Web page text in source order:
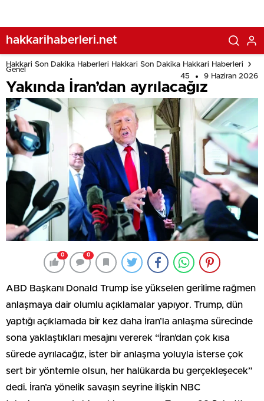
hakkarihaberleri.net
Hakkari Son Dakika Haberleri Hakkari Son Dakika Hakkari Haberleri
Genel
45
9 Haziran 2026
Yakında İran’dan ayrılacağız
0 0
ABD Başkanı Donald Trump ise yükselen gerilime rağmen
anlaşmaya dair olumlu açıklamalar yapıyor. Trump, dün
yaptığı açıklamada bir kez daha İran’la anlaşma sürecinde
sona yaklaştıkları mesajını vererek “İran’dan çok kısa
sürede ayrılacağız, ister bir anlaşma yoluyla isterse çok
sert bir yöntemle olsun, her halükarda bu gerçekleşecek”
dedi. İran’a yönelik savaşın seyrine ilişkin NBC